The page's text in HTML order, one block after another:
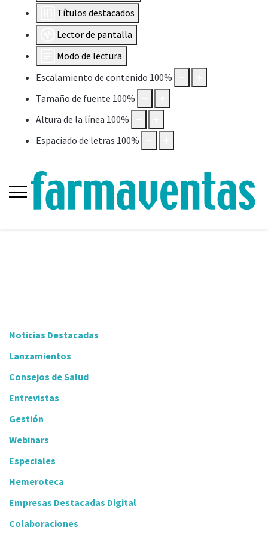
Títulos destacados
Lector de pantalla
Modo de lectura
Escalamiento de contenido 100%
Tamaño de fuente 100%
Altura de la línea 100%
Espaciado de letras 100%
Noticias Destacadas
Lanzamientos
Consejos de Salud
Entrevistas
Gestión
Webinars
Especiales
Hemeroteca
Empresas Destacadas Digital
Colaboraciones